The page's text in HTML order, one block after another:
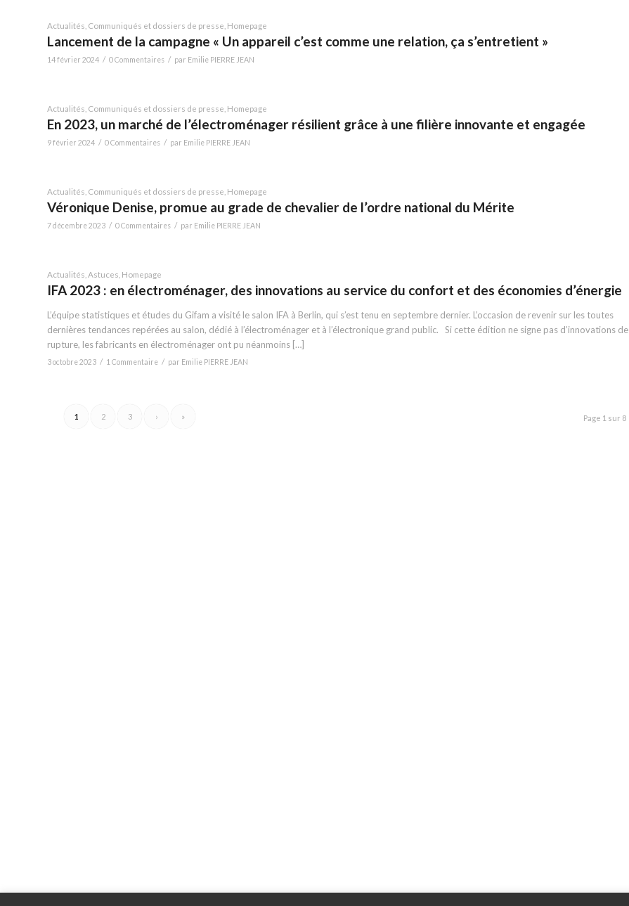
Actualités Communiqués et dossiers de presse Homepage
Lancement de la campagne « Un appareil c’est comme une relation, ça s’entretient »
14 février 2024 / 0 Commentaires / par Emilie PIERRE JEAN
Actualités Communiqués et dossiers de presse Homepage
En 2023, un marché de l’électroménager résilient grâce à une filière innovante et engagée
9 février 2024 / 0 Commentaires / par Emilie PIERRE JEAN
Actualités Communiqués et dossiers de presse Homepage
Véronique Denise, promue au grade de chevalier de l’ordre national du Mérite
7 décembre 2023 / 0 Commentaires / par Emilie PIERRE JEAN
Actualités Astuces Homepage
IFA 2023 : en électroménager, des innovations au service du confort et des économies d’énergie
L’équipe statistiques et études du Gifam a visité le salon IFA à Berlin, qui s’est tenu en septembre dernier. L’occasion de revenir sur les toutes
dernières tendances repérées au salon, dédié à l’électroménager et à l’électronique grand public. Si cette édition ne signe pas d’innovations de
rupture, les fabricants en électroménager ont pu néanmoins […]
3 octobre 2023 / 1 Commentaire / par Emilie PIERRE JEAN
Page 1 sur 8
1 2 3 › »